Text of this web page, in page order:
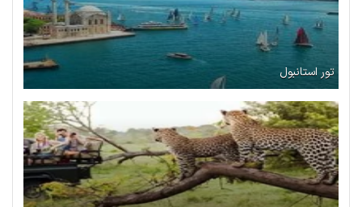
تور استانبول